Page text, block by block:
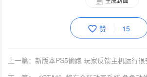
赞 15
上一篇：新版本PS5偷跑 玩家反馈主机运行